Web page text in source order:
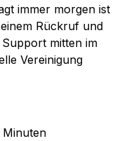
immer morgen ist
Rückruf und
mitten im
Vereinigung